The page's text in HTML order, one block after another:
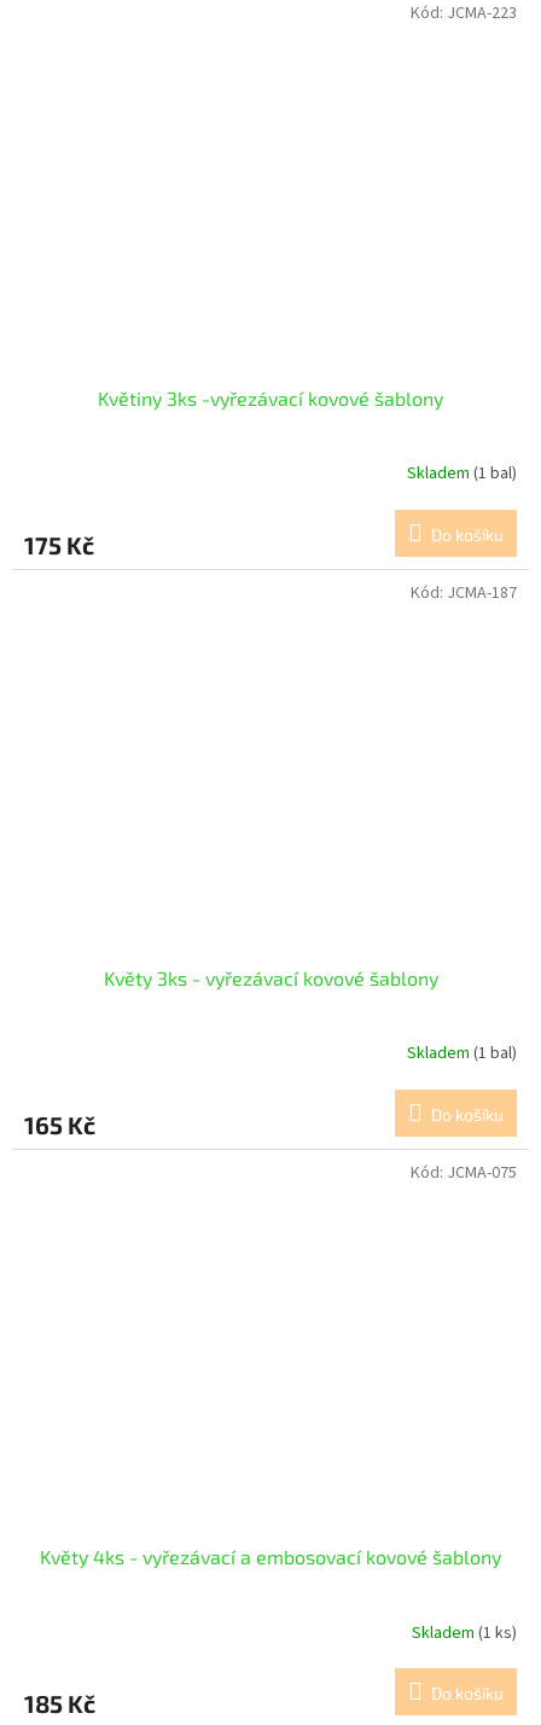
Květiny 3ks -vyřezávací kovové šablony
Skladem (1 bal)
175 Kč Do košíku
Kód: JCMA-223
Květy 3ks - vyřezávací kovové šablony
Skladem (1 bal)
165 Kč Do košíku
Kód: JCMA-187
Květy 4ks - vyřezávací a embosovací kovové šablony
Skladem (1 ks)
185 Kč Do košíku
Kód: JCMA-075